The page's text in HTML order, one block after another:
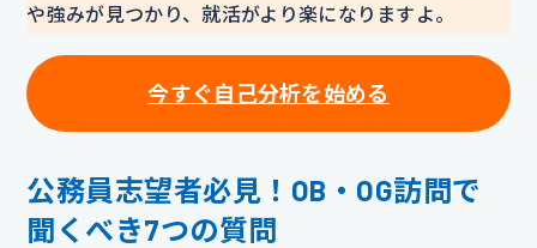
や強みが見つかり、就活がより楽になりますよ。
今すぐ自己分析を始める
公務員志望者必見！OB・OG訪問で
聞くべき7つの質問